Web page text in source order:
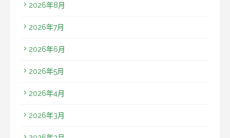
2026年8月
2026年7月
2026年6月
2026年5月
2026年4月
2026年3月